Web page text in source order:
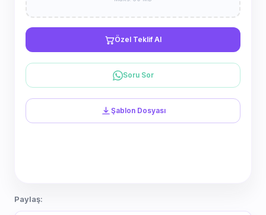
Özel Teklif Al
Soru Sor
Şablon Dosyası
Paylaş: